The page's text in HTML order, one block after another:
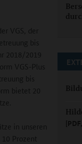
VGS, der
bis
2018/2019
VGS-Plus
bis
bietet 20
in unseren
Prozent